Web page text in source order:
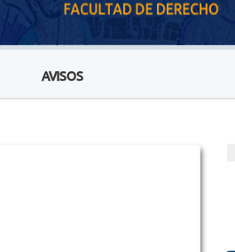
AVISOS